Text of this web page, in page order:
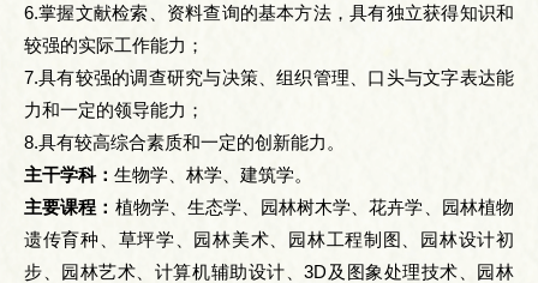
6.掌握文献检索、资料查询的基本方法，具有独立获得知识和
较强的实际工作能力；
7.具有较强的调查研究与决策、组织管理、口头与文字表达能
力和一定的领导能力；
8.具有较高综合素质和一定的创新能力。
主干学科： 生物学、林学、建筑学。
主要课程： 植物学、生态学、园林树木学、花卉学、园林植物
遗传育种、草坪学、园林美术、园林工程制图、园林设计初
步、园林艺术、计算机辅助设计、3D及图象处理技术、园林